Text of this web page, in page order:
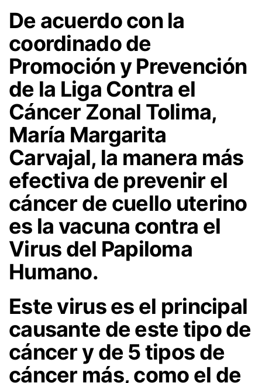
De acuerdo con la
coordinado de
Promoción y Prevención
de la Liga Contra el
Cáncer Zonal Tolima,
María Margarita
Carvajal, la manera más
efectiva de prevenir el
cáncer de cuello uterino
es la vacuna contra el
Virus del Papiloma
Humano.
Este virus es el principal
causante de este tipo de
cáncer y de 5 tipos de
cáncer más, como el de